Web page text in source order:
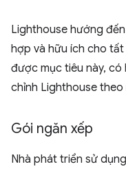
Lighthouse hướng
hợp và hữu ích cho
được mục tiêu này, có
chỉnh Lighthouse theo
Gói ngăn xếp
Nhà phát triển sử